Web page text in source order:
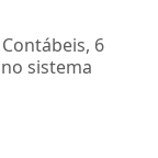
6
sistema